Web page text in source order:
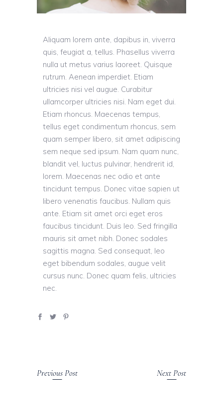
Aliquam lorem ante, dapibus in, viverra
quis, feugiat a, tellus. Phasellus viverra
nulla ut metus varius laoreet. Quisque
rutrum. Aenean imperdiet. Etiam
ultricies nisi vel augue. Curabitur
ullamcorper ultricies nisi. Nam eget dui.
Etiam rhoncus. Maecenas tempus,
tellus eget condimentum rhoncus, sem
quam semper libero, sit amet adipiscing
sem neque sed ipsum. Nam quam nunc,
blandit vel, luctus pulvinar, hendrerit id,
lorem. Maecenas nec odio et ante
tincidunt tempus. Donec vitae sapien ut
libero venenatis faucibus. Nullam quis
ante. Etiam sit amet orci eget eros
faucibus tincidunt. Duis leo. Sed fringilla
mauris sit amet nibh. Donec sodales
sagittis magna. Sed consequat, leo
eget bibendum sodales, augue velit
cursus nunc. Donec quam felis, ultricies
nec.
Previous Post Next Post